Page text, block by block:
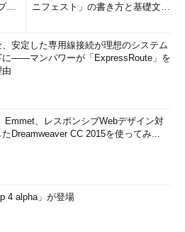
リ
ニフェスト」の書き方と基礎文法
安定した専用線接続が理想のシステム
に――マンパワーが「ExpressRoute」を
Emmet、レスポンシブWebデザイン対
Dreamweaver CC 2015を使ってみ...
4 alpha」が登場